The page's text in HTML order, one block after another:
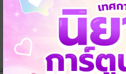
ค
นี้ เป็นอีกหนึ่งเครื่องมือสื่อสารที่กรมอน